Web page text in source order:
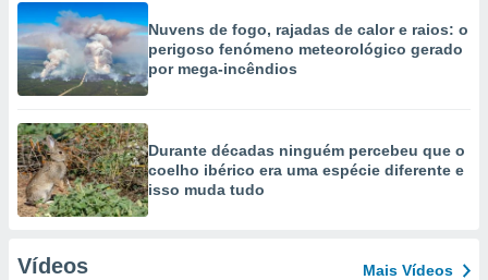
Nuvens de fogo, rajadas de calor e raios: o
perigoso fenómeno meteorológico gerado
por mega-incêndios
Durante décadas ninguém percebeu que o
coelho ibérico era uma espécie diferente e
isso muda tudo
Vídeos Mais Vídeos